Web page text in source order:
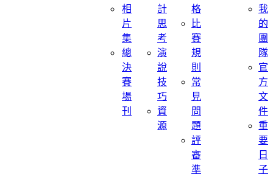
相
片
集
總
決
賽
場
刊
計
思
考
演
說
技
巧
資
源
格
比
賽
規
則
常
見
問
題
評
審
準
我
的
團
隊
官
方
文
件
重
要
日
子